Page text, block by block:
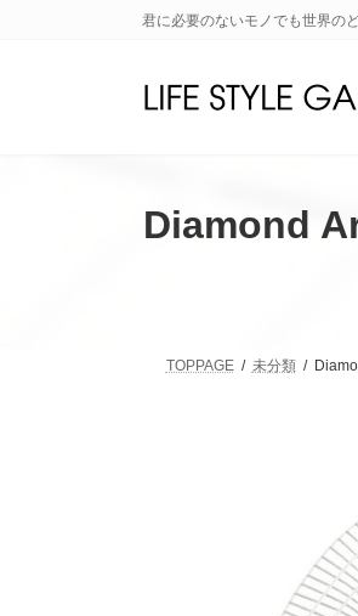
君に必要のないモノでも世界の
Diamond
TOPPAGE 未分類